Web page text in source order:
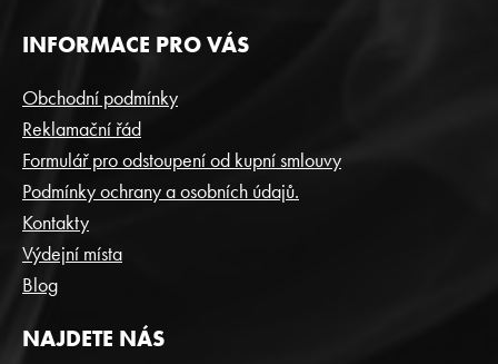
Z
Á
P
A
T
Í
INFORMACE PRO VÁS
Obchodní podmínky
Reklamační řád
Formulář pro odstoupení od kupní smlouvy
Podmínky ochrany a osobních údajů.
Kontakty
Výdejní místa
Blog
NAJDETE NÁS